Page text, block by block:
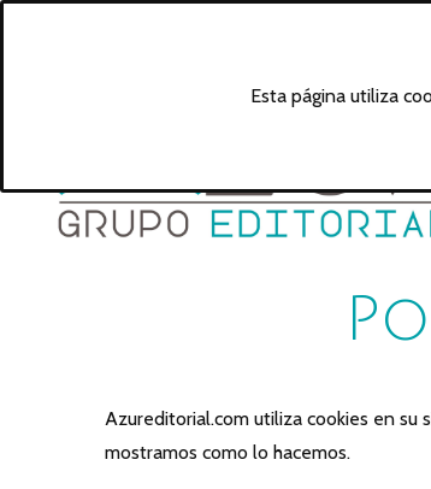
Azureditorial.com utiliza cookies en su
mostramos como lo hacemos.
Esta página utiliza